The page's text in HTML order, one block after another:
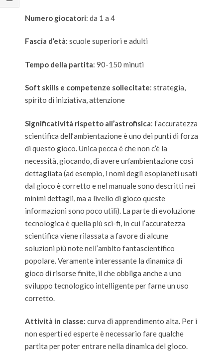
Numero giocatori: da 1 a 4
Fascia d’età: scuole superiori e adulti
Tempo della partita: 90-150 minuti
Soft skills e competenze sollecitate: strategia,
spirito di iniziativa,attenzione
Significatività rispetto all’astrofisica: l’accuratezza
scientifica dell’ambientazione è uno dei punti di forza
di questo gioco. Unica pecca è che non c’è la
necessità, giocando, di avere un’ambientazione così
dettagliata (ad esempio, i nomi degli esopianeti usati
dal gioco è corretto e nel manuale sono descritti nei
minimi dettagli, ma a livello di gioco queste
informazioni sono poco utili). La parte di evoluzione
tecnologica è quella più sci-fi, in cui l’accuratezza
scientifica viene rilassata a favore di alcune
soluzioni più note nell’ambito fantascientifico
popolare. Veramente interessante la dinamica di
gioco di risorse finite, il che obbliga anche a uno
sviluppo tecnologico intelligente per farne un uso
corretto.
Attività in classe: curva di apprendimento alta. Per i
non esperti ed esperte è necessario fare qualche
partita per poter entrare nella dinamica del gioco.